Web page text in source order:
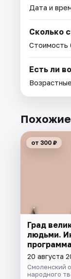
Дата и
Сколько
Стоимость
Есть ли
от 300 ₽
Град
людьми.
программа
20 августа
Смоленский
народного